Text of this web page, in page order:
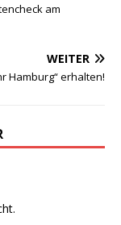
am
WEITER
Hamburg“ erhalten!